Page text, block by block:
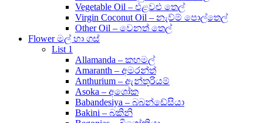
Vegetable Oil – එළවළු තෙල්
Virgin Coconut Oil – නැව්ම් පොල්තෙල්
Other Oil – වෙනත් තෙල්
Flower මල් හා ගස්
List 1
Allamanda – කහමල්
Amaranth – අමරන්ත්
Anthurium – ඇන්තුරියම්
Asoka – අශෝක
Babandesiya – බබන්ඩේසියා
Bakini – බකිනි